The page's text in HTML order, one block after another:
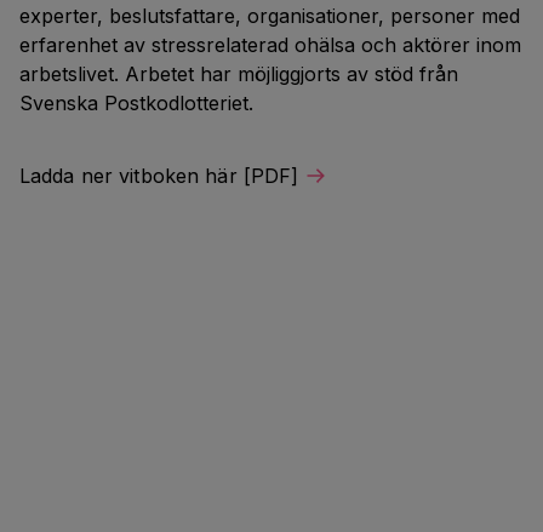
experter, beslutsfattare, organisationer, personer med
erfarenhet av stressrelaterad ohälsa och aktörer inom
arbetslivet. Arbetet har möjliggjorts av stöd från
Svenska Postkodlotteriet.
Ladda ner vitboken här [PDF]